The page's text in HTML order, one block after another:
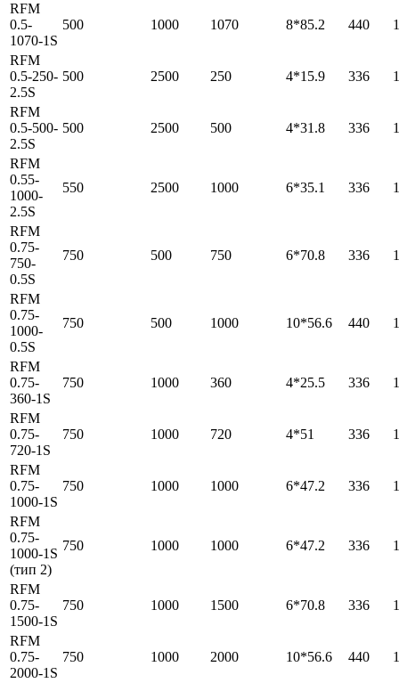
RFM
0.5-
1070-1S
500 1000 1070 8*85.2 440
RFM
0.5-250-
2.5S
500 2500 250 4*15.9 336
RFM
0.5-500-
2.5S
500 2500 500 4*31.8 336
RFM
0.55-
1000-
2.5S
550 2500 1000 6*35.1 336
RFM
0.75-
750-
0.5S
750 500 750 6*70.8 336
RFM
0.75-
1000-
0.5S
750 500 1000 10*56.6 440
RFM
0.75-
360-1S
750 1000 360 4*25.5 336
RFM
0.75-
720-1S
750 1000 720 4*51 336
RFM
0.75-
1000-1S
750 1000 1000 6*47.2 336
RFM
0.75-
1000-1S
(тип 2)
750 1000 1000 6*47.2 336
RFM
0.75-
1500-1S
750 1000 1500 6*70.8 336
RFM
0.75-
2000-1S
750 1000 2000 10*56.6 440